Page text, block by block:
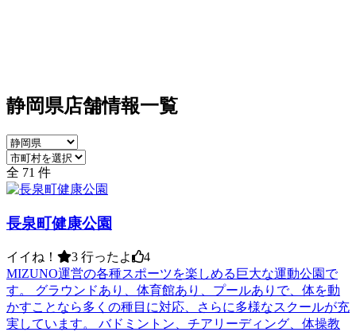
静岡県店舗情報一覧
全 71 件
長泉町健康公園
イイね！ 3 行ったよ
4
MIZUNO運営の各種スポーツを楽しめる巨大な運動公園で
す。 グラウンドあり、体育館あり、プールありで、体を動
かすことなら多くの種目に対応、さらに多様なスクールが充
実しています。 バドミントン、チアリーディング、体操教